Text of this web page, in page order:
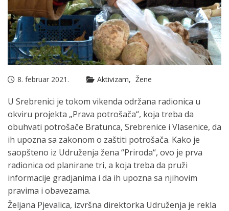
8. februar 2021. Aktivizam Žene
U Srebrenici je tokom vikenda održana radionica u
okviru projekta „Prava potrošača“, koja treba da
obuhvati potrošače Bratunca, Srebrenice i Vlasenice, da
ih upozna sa zakonom o zaštiti potrošača. Kako je
saopšteno iz Udruženja žena “Priroda“, ovo je prva
radionica od planirane tri, a koja treba da pruži
informacije gradjanima i da ih upozna sa njihovim
pravima i obavezama.
Željana Pjevalica, izvršna direktorka Udruženja je rekla